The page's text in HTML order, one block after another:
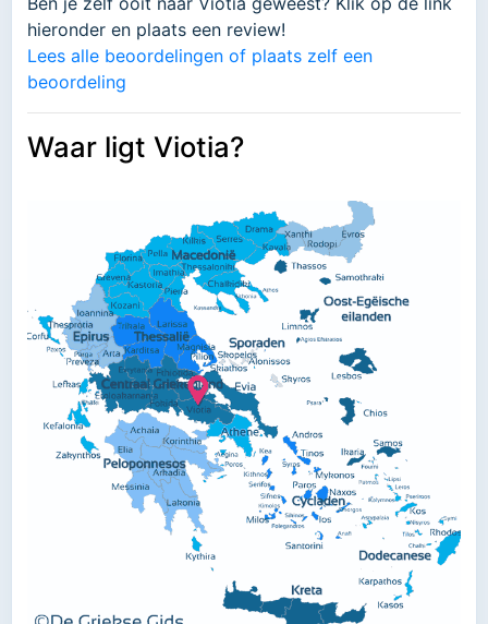
hieronder en plaats een review!
Lees alle beoordelingen of plaats zelf een
beoordeling
Waar ligt Viotia?